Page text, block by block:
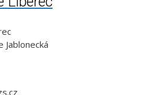
Jablonecká